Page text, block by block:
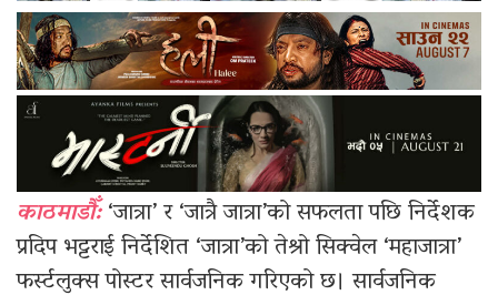
काठमाडौँ:‘जात्रा’ र ‘जात्रै जात्रा’को सफलता पछि निर्देशक
प्रदिप भट्टराई निर्देशित ‘जात्रा’को तेश्रो सिक्वेल ‘महाजात्रा’
फर्स्टलुक्स पोस्टर सार्वजनिक गरिएको छ। सार्वजनिक